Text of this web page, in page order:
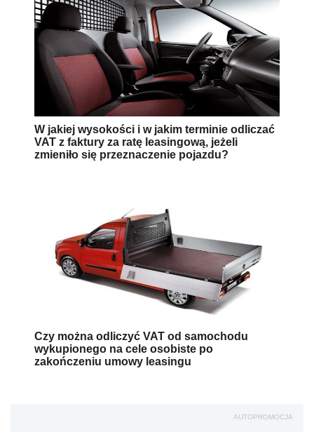
W jakiej wysokości i w jakim terminie odliczać
VAT z faktury za ratę leasingową, jeżeli
zmieniło się przeznaczenie pojazdu?
Czy można odliczyć VAT od samochodu
wykupionego na cele osobiste po
zakończeniu umowy leasingu
AUTOPROMOCJA